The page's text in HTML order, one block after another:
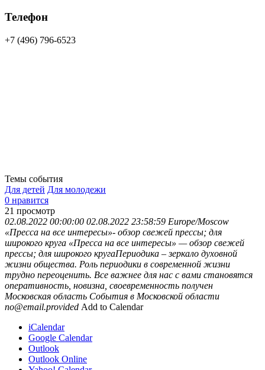
Телефон
+7 (496) 796-6523
Темы события
Для детей Для молодежи
0 нравится
21 просмотр
02.08.2022 00:00:00 02.08.2022 23:58:59 Europe/Moscow
«Пресса на все интересы»- обзор свежей прессы; для
широкого круга «Пресса на все интересы» — обзор свежей
прессы; для широкого кругаПериодика – зеркало духовной
жизни общества. Роль периодики в современной жизни
трудно переоценить. Все важнее для нас с вами становятся
оперативность, новизна, своевременность получен
Московская область События в Московской области
no@email.provided Add to Calendar
iCalendar
Google Calendar
Outlook
Outlook Online